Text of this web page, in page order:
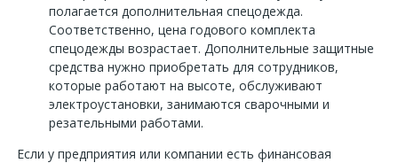
полагается дополнительная спецодежда.
Соответственно, цена годового комплекта
спецодежды возрастает. Дополнительные защитные
средства нужно приобретать для сотрудников,
которые работают на высоте, обслуживают
электроустановки, занимаются сварочными и
резательными работами.
Если у предприятия или компании есть финансовая